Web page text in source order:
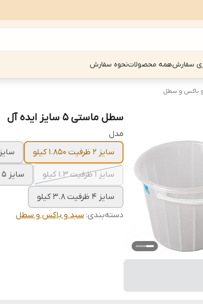
سفارشهمه محصولاتنحوه سفارش
باکس و سطل
سطل ماستی 5 سایز ایده آل
مدل
سایز 2 ظرفیت 1.850 کیلو
سایز 3 ظرفیت 2.2 کیلو
سایز 1 ظرفیت 1.3 کیلو سایز 5 ظرفیت 5 کیلو
سایز 4 ظرفیت 3.8 کیلو
دسته‌بندی: سبد و باکس و سطل